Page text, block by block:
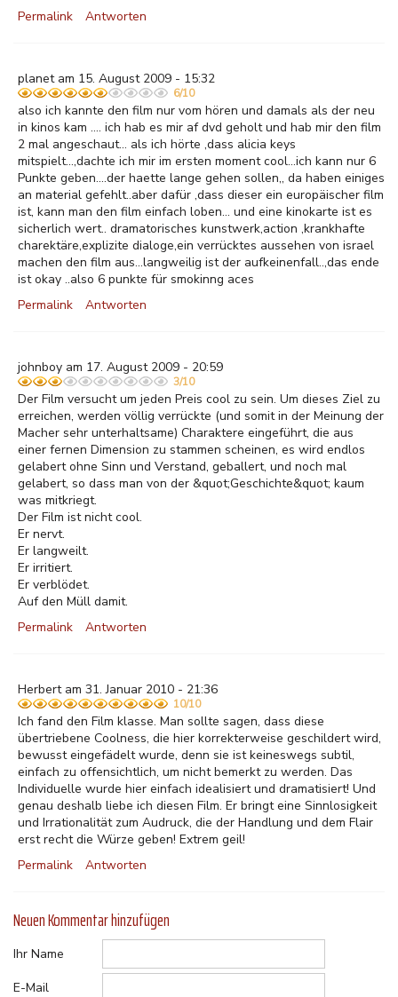
Permalink
Antworten
planet am 15. August 2009 - 15:32
6/10
also ich kannte den film nur vom hören und damals als der neu
in kinos kam .... ich hab es mir af dvd geholt und hab mir den film
2 mal angeschaut... als ich hörte ,dass alicia keys
mitspielt...,dachte ich mir im ersten moment cool...ich kann nur 6
Punkte geben....der haette lange gehen sollen,, da haben einiges
an material gefehlt..aber dafür ,dass dieser ein europäischer film
ist, kann man den film einfach loben... und eine kinokarte ist es
sicherlich wert.. dramatorisches kunstwerk,action ,krankhafte
charektäre,explizite dialoge,ein verrücktes aussehen von israel
machen den film aus...langweilig ist der aufkeinenfall..,das ende
ist okay ..also 6 punkte für smokinng aces
Permalink
Antworten
johnboy am 17. August 2009 - 20:59
3/10
Der Film versucht um jeden Preis cool zu sein. Um dieses Ziel zu
erreichen, werden völlig verrückte (und somit in der Meinung der
Macher sehr unterhaltsame) Charaktere eingeführt, die aus
einer fernen Dimension zu stammen scheinen, es wird endlos
gelabert ohne Sinn und Verstand, geballert, und noch mal
gelabert, so dass man von der &quot;Geschichte&quot; kaum
was mitkriegt.
Der Film ist nicht cool.
Er nervt.
Er langweilt.
Er irritiert.
Er verblödet.
Auf den Müll damit.
Permalink
Antworten
Herbert am 31. Januar 2010 - 21:36
10/10
Ich fand den Film klasse. Man sollte sagen, dass diese
übertriebene Coolness, die hier korrekterweise geschildert wird,
bewusst eingefädelt wurde, denn sie ist keineswegs subtil,
einfach zu offensichtlich, um nicht bemerkt zu werden. Das
Individuelle wurde hier einfach idealisiert und dramatisiert! Und
genau deshalb liebe ich diesen Film. Er bringt eine Sinnlosigkeit
und Irrationalität zum Audruck, die der Handlung und dem Flair
erst recht die Würze geben! Extrem geil!
Permalink
Antworten
Neuen Kommentar hinzufügen
Ihr Name
E-Mail